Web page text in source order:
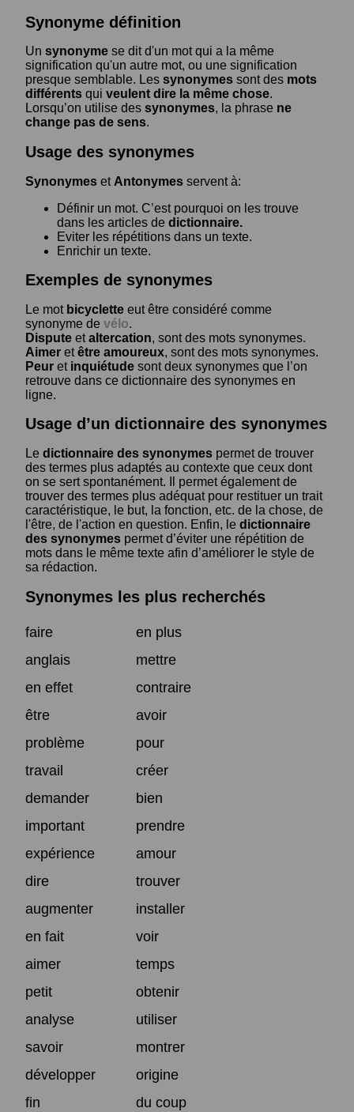
Synonyme définition
Un synonyme se dit d'un mot qui a la même
signification qu'un autre mot, ou une signification
presque semblable. Les synonymes sont des mots
différents qui veulent dire la même chose.
Lorsqu’on utilise des synonymes, la phrase ne
change pas de sens.
Usage des synonymes
Synonymes et Antonymes servent à:
Définir un mot. C’est pourquoi on les trouve
dans les articles de dictionnaire.
Eviter les répétitions dans un texte.
Enrichir un texte.
Exemples de synonymes
Le mot bicyclette eut être considéré comme
synonyme de vélo.
Dispute etaltercation, sont des mots synonymes.
Aimer etêtre amoureux, sont des mots synonymes.
Peur et inquiétude sont deux synonymes que l’on
retrouve dans ce dictionnaire des synonymes en
ligne.
Usage d’un dictionnaire des synonymes
Le dictionnaire des synonymes permet de trouver
des termes plus adaptés au contexte que ceux dont
on se sert spontanément. Il permet également de
trouver des termes plus adéquat pour restituer un trait
caractéristique, le but, la fonction, etc. de la chose, de
l'être, de l'action en question. Enfin, le dictionnaire
des synonymes permet d’éviter une répétition de
mots dans le même texte afin d’améliorer le style de
sa rédaction.
Synonymes les plus recherchés
faire
en plus
anglais
mettre
en effet
contraire
être
avoir
problème
pour
travail
créer
demander
bien
important
prendre
expérience
amour
dire
trouver
augmenter
installer
en fait
voir
aimer
temps
petit
obtenir
analyse
utiliser
savoir
montrer
développer
origine
fin
du coup